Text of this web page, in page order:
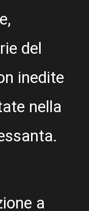
del
inedite
nella
a